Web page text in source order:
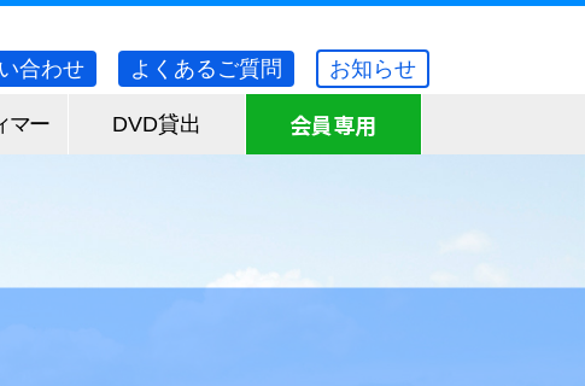
合わせ よくあるご質問 お知らせ
マー DVD貸出 会員専用